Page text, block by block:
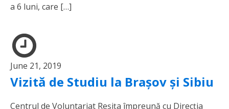
a 6 luni, care […]
June 21, 2019
Vizită de Studiu la Brașov și Sibiu
Centrul de Voluntariat Reşiţa împreună cu Direcţia